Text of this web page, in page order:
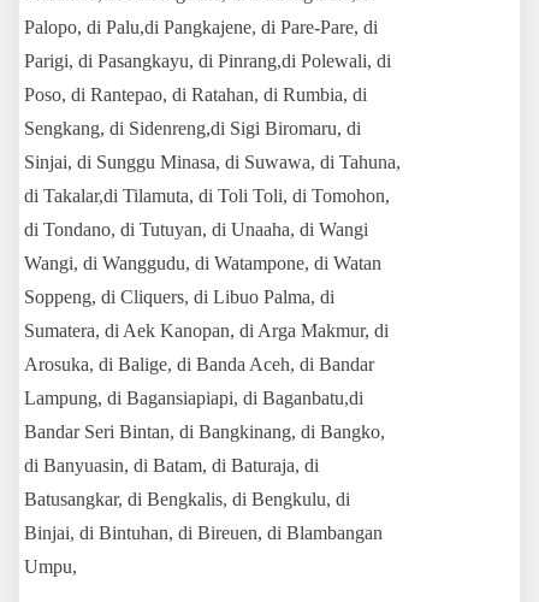
Palopo, di Palu,di Pangkajene, di Pare-Pare, di
Parigi, di Pasangkayu, di Pinrang,di Polewali, di
Poso, di Rantepao, di Ratahan, di Rumbia, di
Sengkang, di Sidenreng,di Sigi Biromaru, di
Sinjai, di Sunggu Minasa, di Suwawa, di Tahuna,
di Takalar,di Tilamuta, di Toli Toli, di Tomohon,
di Tondano, di Tutuyan, di Unaaha, di Wangi
Wangi, di Wanggudu, di Watampone, di Watan
Soppeng, di Cliquers, di Libuo Palma, di
Sumatera, di Aek Kanopan, di Arga Makmur, di
Arosuka, di Balige, di Banda Aceh, di Bandar
Lampung, di Bagansiapiapi, di Baganbatu,di
Bandar Seri Bintan, di Bangkinang, di Bangko,
di Banyuasin, di Batam, di Baturaja, di
Batusangkar, di Bengkalis, di Bengkulu, di
Binjai, di Bintuhan, di Bireuen, di Blambangan
Umpu,